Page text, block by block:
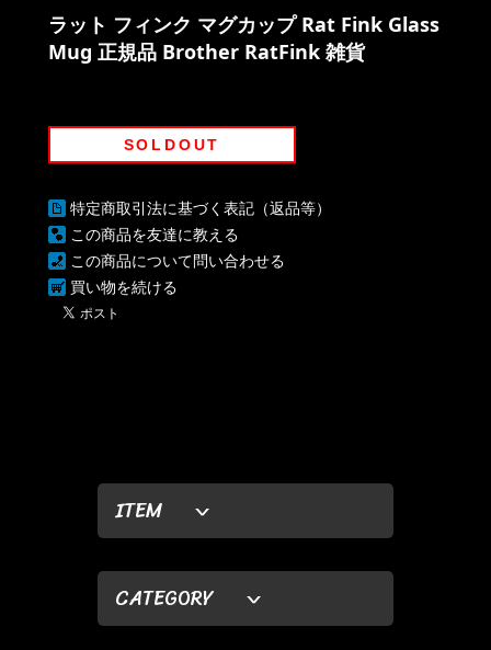
ITEM
CATEGORY
ラット フィンク マグカップ Rat Fink Glass
Mug 正規品 Brother RatFink 雑貨
SOLDOUT
特定商取引法に基づく表記（返品等）
この商品を友達に教える
この商品について問い合わせる
買い物を続ける